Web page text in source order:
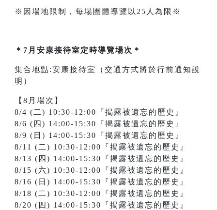
※因場地限制，每場團體導覽以25人為限※
＊7月安康接待室定時導覽場次＊
集合地點:安康接待室（交通方式將於行前通知說
明）
【8月場次】
8/4 (二) 10:30-12:00『揭露被遺忘的歷史』
8/6 (四) 14:00-15:30『揭露被遺忘的歷史』
8/9 (日) 14:00-15:30『揭露被遺忘的歷史』
8/11 (二) 10:30-12:00『揭露被遺忘的歷史』
8/13 (四) 14:00-15:30『揭露被遺忘的歷史』
8/15 (六) 10:30-12:00『揭露被遺忘的歷史』
8/16 (日) 14:00-15:30『揭露被遺忘的歷史』
8/18 (二) 10:30-12:00『揭露被遺忘的歷史』
8/20 (四) 14:00-15:30『揭露被遺忘的歷史』